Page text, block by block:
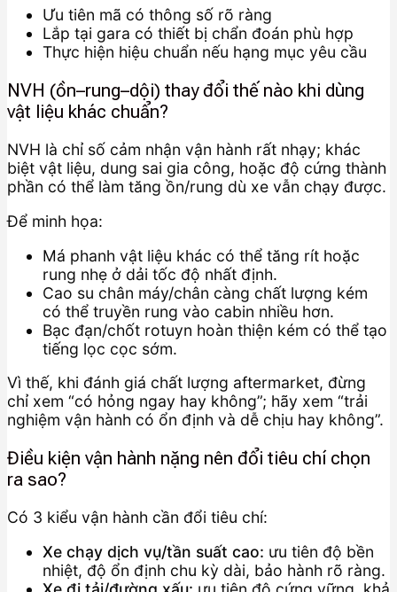
Ưu tiên mã có thông số rõ ràng
Lắp tại gara có thiết bị chẩn đoán phù hợp
Thực hiện hiệu chuẩn nếu hạng mục yêu cầu
NVH (ồn–rung–dội) thay đổi thế nào khi dùng
vật liệu khác chuẩn?
NVH là chỉ số cảm nhận vận hành rất nhạy; khác
biệt vật liệu, dung sai gia công, hoặc độ cứng thành
phần có thể làm tăng ồn/rung dù xe vẫn chạy được.
Để minh họa:
Má phanh vật liệu khác có thể tăng rít hoặc
rung nhẹ ở dải tốc độ nhất định.
Cao su chân máy/chân càng chất lượng kém
có thể truyền rung vào cabin nhiều hơn.
Bạc đạn/chốt rotuyn hoàn thiện kém có thể tạo
tiếng lọc cọc sớm.
Vì thế, khi đánh giá chất lượng aftermarket, đừng
chỉ xem “có hỏng ngay hay không”; hãy xem “trải
nghiệm vận hành có ổn định và dễ chịu hay không”.
Điều kiện vận hành nặng nên đổi tiêu chí chọn
ra sao?
Có 3 kiểu vận hành cần đổi tiêu chí:
Xe chạy dịch vụ/tần suất cao: ưu tiên độ bền
nhiệt, độ ổn định chu kỳ dài, bảo hành rõ ràng.